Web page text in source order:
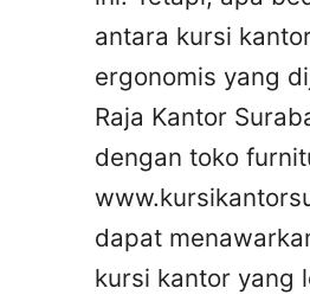
antara kursi
ergonomis yang
Raja Kantor
dengan toko
dapat
kursi kantor yang